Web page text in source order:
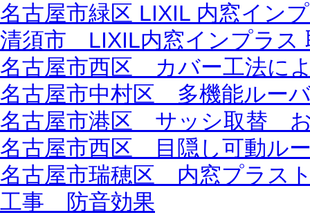
名古屋市緑区 LIXIL 内窓イン
清須市 LIXIL内窓インプラス
名古屋市西区 カバー工法に
名古屋市中村区 多機能ルー
名古屋市港区 サッシ取替
名古屋市西区 目隠し可動
名古屋市瑞穂区 内窓プラス
工事 防音効果